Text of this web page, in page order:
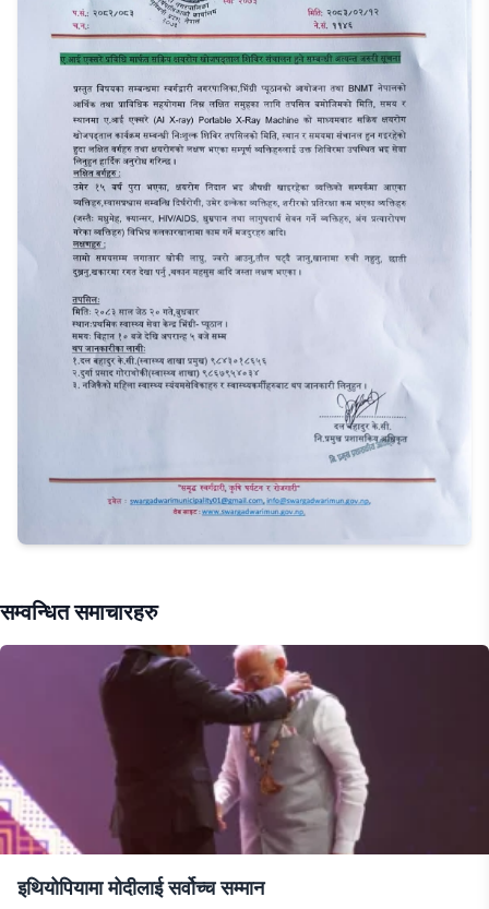
सम्वन्धित समाचारहरु
इथियोपियामा मोदीलाई सर्वोच्च सम्मान